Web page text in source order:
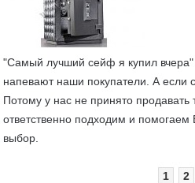
"Самый лучший сейф я купил вчера"
напевают наши покупатели. А если
Потому у нас не принято
ответственно подходим и
выбор.
1 2